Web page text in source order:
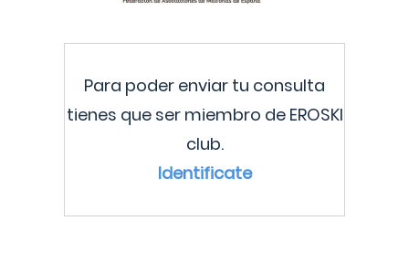
Para poder enviar tu consulta
tienes que ser miembro de EROSKI
club.
Identificate